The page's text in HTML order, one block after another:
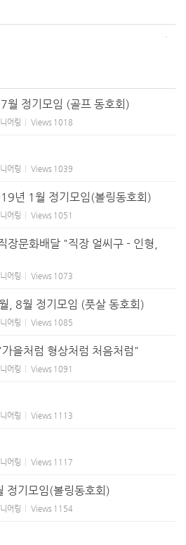
월 정기모임 (골프 동호회)
어링 Views 1018
어링 Views 1039
년 1월 정기모임(볼링동호회)
어링 Views 1051
문화배달 "직장 얼씨구 - 인형,
어링 Views 1073
, 8월 정기모임 (풋살 동호회)
어링 Views 1085
을처럼 형상처럼 처음처럼"
어링 Views 1091
어링 Views 1113
어링 Views 1117
정기모임(볼링동호회)
어링 Views 1154